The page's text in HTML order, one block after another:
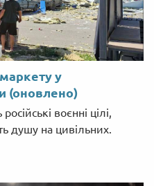
у
(оновлено)
воєнні цілі,
душу на цивільних.